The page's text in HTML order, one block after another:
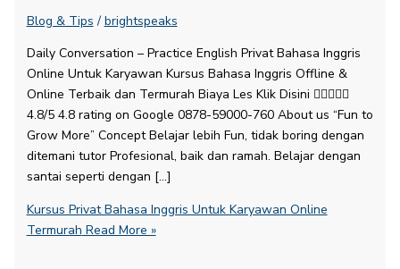
Blog & Tips / brightspeaks
Daily Conversation – Practice English​ Privat Bahasa Inggris
Online Untuk Karyawan Kursus Bahasa Inggris Offline &
Online Terbaik dan Termurah Biaya Les Klik Disini 
4.8/5 4.8 rating on Google 0878-59000-760 About us “Fun to
Grow More” Concept Belajar lebih Fun, tidak boring dengan
ditemani tutor Profesional, baik dan ramah. Belajar dengan
santai seperti dengan […]
Kursus Privat Bahasa Inggris Untuk Karyawan Online
Termurah Read More »